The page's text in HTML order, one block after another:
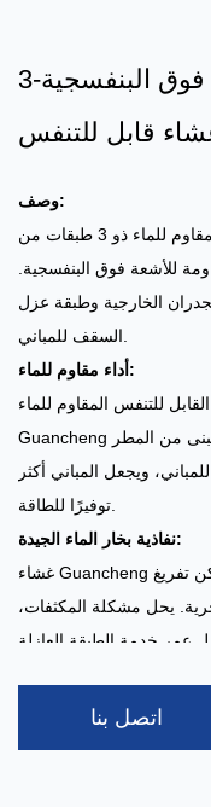
3-طبقة مقاومة للماء للأشعة فوق البنفسجية
قابل للتنفس
وصف:
يتميز الغشاء المسامي المقاوم للماء ذو ​​3 طبقات من GUANCHEN
للأشعة فوق البنفسجية.
الخارجية وطبقة عزل
أداء مقاوم للماء:
للتنفس المقاوم للماء
Guancheng يمكن أن يغلف المبنى بإحكام ويحمي المبنى من المطر
ويجعل المباني أكثر
نفاذية بخار الماء الجيدة:
غشاء Guancheng القابل للتنفس يحمي الطبقة العازلة، لذلك يمكن تفريغ
يحل مشكلة المكثفات،
يتميز غشاء Guancheng القابل للتنفس بمقاومة ممتازة للأشعة فوقاتصل بنا